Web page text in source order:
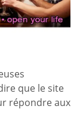
que le site
répondre aux